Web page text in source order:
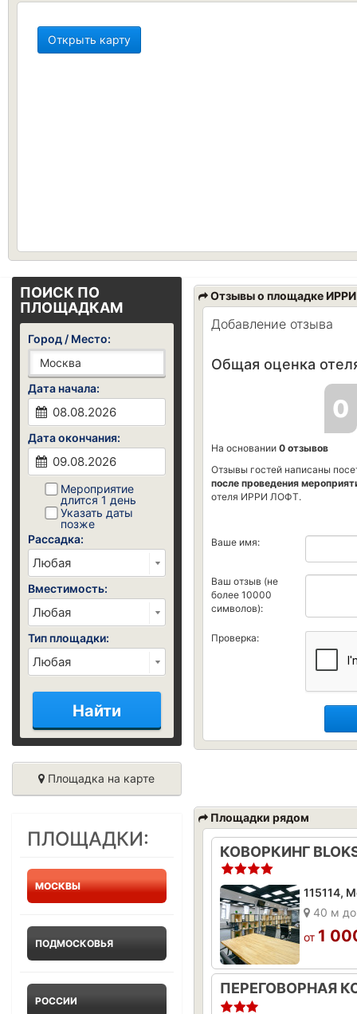
Открыть карту
ПОИСК ПО
ПЛОЩАДКАМ
Город / Место:
Дата начала:
Дата окончания:
Мероприятие
длится 1 день
Указать даты
позже
Рассадка:
Вместимость:
Тип площадки:
Найти
Площадка на карте
ПЛОЩАДКИ:
МОСКВЫ
ПОДМОСКОВЬЯ
РОССИИ
Отзывы о площадке
Добавление отзыва
Общая оценка
0
На основании 0 отзывов
Отзывы гостей написаны
после проведения
отеля ИРРИ ЛОФТ.
Ваше имя:
Ваш отзыв (не
более 10000
символов):
Проверка:
Площадки рядом
КОВОРКИНГ
40 м до
от 1